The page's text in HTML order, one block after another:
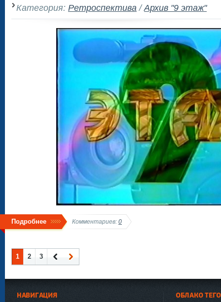
Категория: Ретроспектива /Архив "9 этаж"
Подробнее Комментариев: 0
1 2
3
НАВИГАЦИЯ ОБЛАКО